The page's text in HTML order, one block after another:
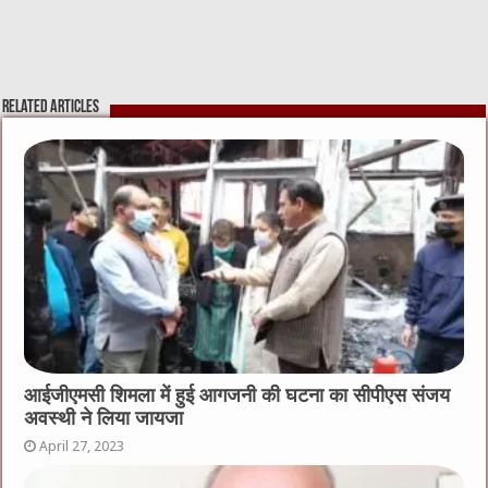
Related Articles
आईजीएमसी शिमला में हुई आगजनी की घटना का सीपीएस संजय
अवस्थी ने लिया जायजा
April 27, 2023